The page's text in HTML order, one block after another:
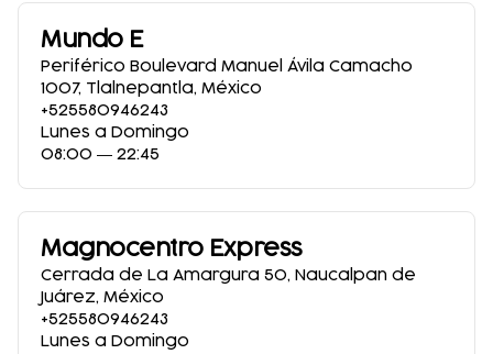
Mundo E
Periférico Boulevard Manuel Ávila Camacho
1007, Tlalnepantla, México
+525580946243
Lunes a Domingo
08:00 ― 22:45
Magnocentro Express
Cerrada de La Amargura 50, Naucalpan de
Juárez, México
+525580946243
Lunes a Domingo